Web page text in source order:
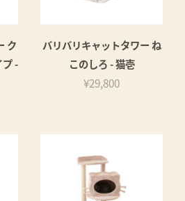
ク
プ -
バリバリキャットタワー ね
このしろ - 猫壱
¥29,800